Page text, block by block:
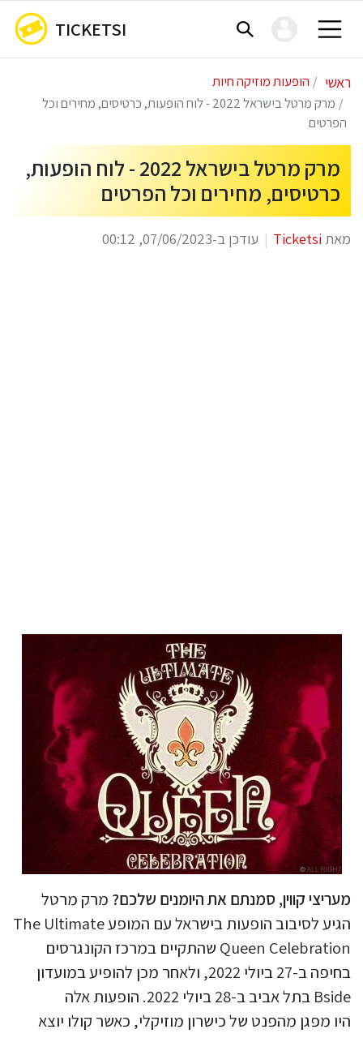
TICKETSI
ראשי
הופעות מוזיקה חיות
מרק מרטל בישראל 2022 - לוח הופעות, כרטיסים, מחירים וכל
הפרטים
מרק מרטל בישראל 2022 - לוח הופעות,
כרטיסים, מחירים וכל הפרטים
מאת Ticketsi עודכן ב-07/06/2023, 00:12
מעריצי קווין, סמנתם את היומנים שלכם? מרק מרטל
הגיע לסיבוב הופעות בישראל עם המופע The Ultimate
Queen Celebration שהתקיים במרכז הקונגרסים
בחיפה ב-27 ביולי 2022, ולאחר מכן להופיע במועדון
Bside בתל אביב ב-28 ביולי 2022. הופעות אלה
היו מפגן מהפנט של כישרון מוזיקלי, כאשר קולו יוצא